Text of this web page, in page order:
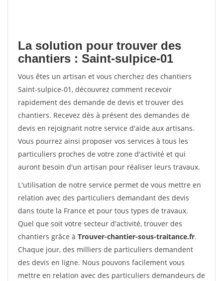
La solution pour trouver des
chantiers : Saint-sulpice-01
Vous êtes un artisan et vous cherchez des chantiers
Saint-sulpice-01, découvrez comment recevoir
rapidement des demande de devis et trouver des
chantiers. Recevez dès à présent des demandes de
devis en rejoignant notre service d'aide aux artisans.
Vous pourrez ainsi proposer vos services à tous les
particuliers proches de votre zone d'activité et qui
auront besoin d'un artisan pour réaliser leurs travaux.
L'utilisation de notre service permet de vous mettre en
relation avec des particuliers demandant des devis
dans toute la France et pour tous types de travaux.
Quel que soit votre secteur d'activité, trouver des
chantiers grâce à Trouver-chantier-sous-traitance.fr.
Chaque jour, des milliers de particuliers demandent
des devis en ligne. Nous pouvons facilement vous
mettre en relation avec des particuliers demandeurs de